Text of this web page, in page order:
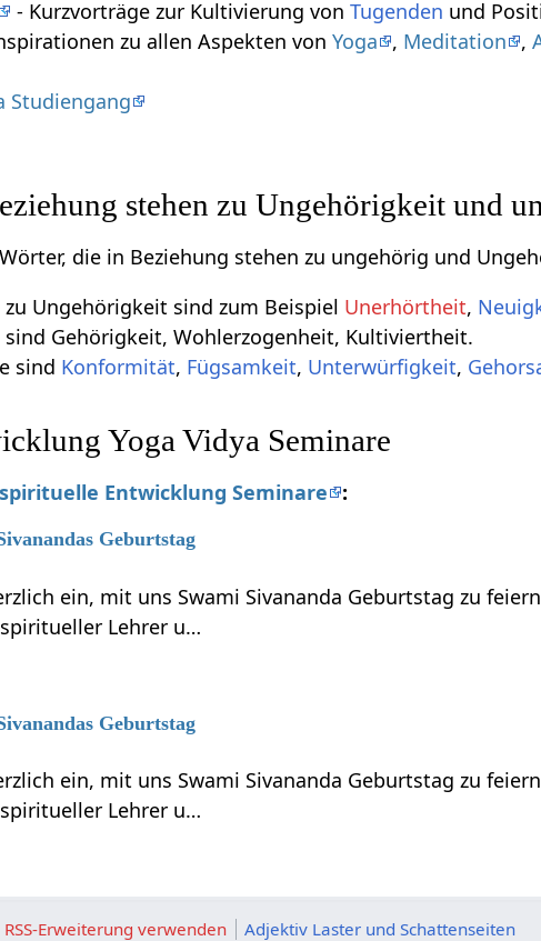
- Kurzvorträge zur Kultivierung vonTugenden und
zu allen Aspekten vonYoga , Meditation ,
Studiengang
stehen zu Ungehörigkeit und
die in Beziehung stehen zu ungehörig und
zu Ungehörigkeit sind zum Beispiel Unerhörtheit,
Gehörigkeit, Wohlerzogenheit, Kultiviertheit.
sind Konformität, Fügsamkeit, Unterwürfigkeit,
Yoga Vidya Seminare
Entwicklung Seminare :
Geburtstag
ein, mit uns Swami Sivananda Geburtstag zu
Lehrer u…
Geburtstag
ein, mit uns Swami Sivananda Geburtstag zu
Lehrer u…
Erweiterung verwenden Adjektiv Laster und Schattenseiten